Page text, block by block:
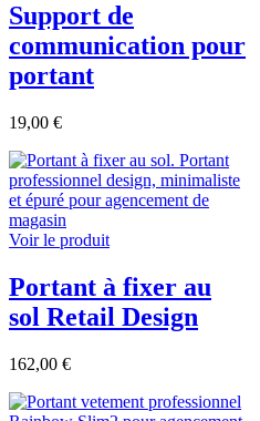
Support de
communication pour
portant
19,00 €
Voir le produit
Portant à fixer au
sol Retail Design
162,00 €